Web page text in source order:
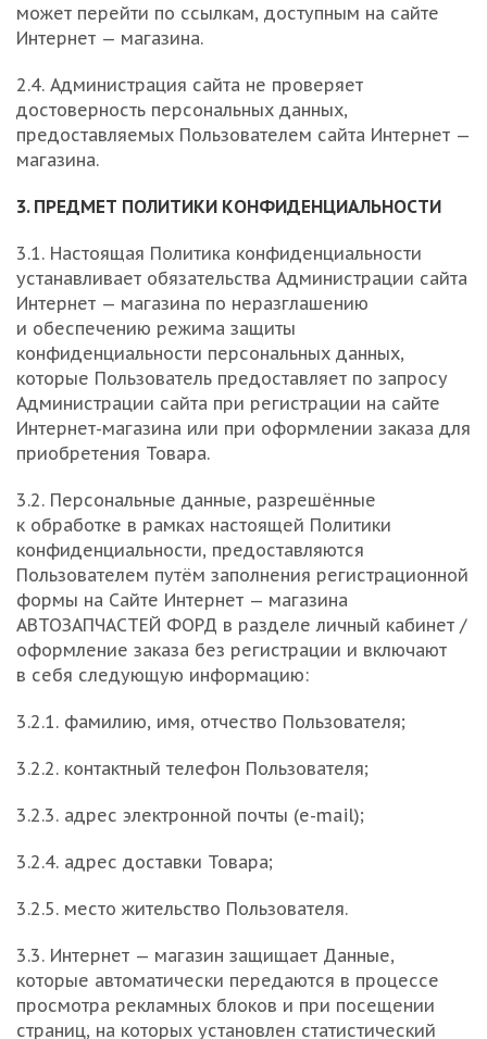
может перейти по ссылкам, доступным на сайте
Интернет — магазина.
2.4. Администрация сайта не проверяет
достоверность персональных данных,
предоставляемых Пользователем сайта Интернет —
магазина.
3. ПРЕДМЕТ ПОЛИТИКИ КОНФИДЕНЦИАЛЬНОСТИ
3.1. Настоящая Политика конфиденциальности
устанавливает обязательства Администрации сайта
Интернет — магазина по неразглашению
и обеспечению режима защиты
конфиденциальности персональных данных,
которые Пользователь предоставляет по запросу
Администрации сайта при регистрации на сайте
Интернет-магазина или при оформлении заказа для
приобретения Товара.
3.2. Персональные данные, разрешённые
к обработке в рамках настоящей Политики
конфиденциальности, предоставляются
Пользователем путём заполнения регистрационной
формы на Сайте Интернет — магазина
АВТОЗАПЧАСТЕЙ ФОРД в разделе личный кабинет /
оформление заказа без регистрации и включают
в себя следующую информацию:
3.2.1. фамилию, имя, отчество Пользователя;
3.2.2. контактный телефон Пользователя;
3.2.3. адрес электронной почты (e-mail);
3.2.4. адрес доставки Товара;
3.2.5. место жительство Пользователя.
3.3. Интернет — магазин защищает Данные,
которые автоматически передаются в процессе
просмотра рекламных блоков и при посещении
страниц, на которых установлен статистический